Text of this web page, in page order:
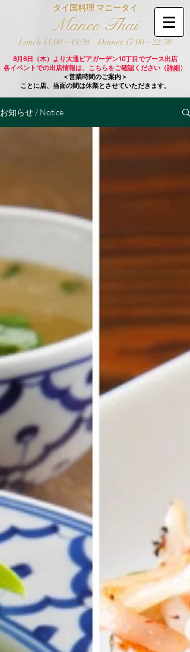
タイ国料理 マニータイ
Manee Thai
Lunch 11:00 ~ 14:30Dinner 17:00 ~ 22:30
8月6日（木）より大通ビアガーデン10丁目でブース出店
各イベントでの出店情報は、こちらをご確認ください（詳細）
＜営業時間のご案内＞
ことに店、当面の間は休業とさせていただきます。
お知らせ / Notice